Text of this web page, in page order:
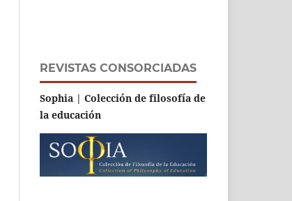
REVISTAS CONSORCIADAS
Sophia | Colección de filosofía de
la educación